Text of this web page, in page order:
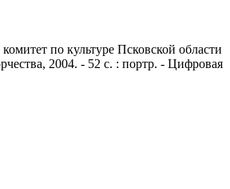
по культуре Псковской области
2004. - 52 с. : портр. - Цифровая